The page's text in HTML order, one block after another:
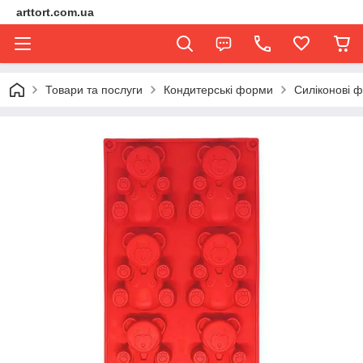
arttort.com.ua
Товари та послуги Кондитерські форми Силіконові